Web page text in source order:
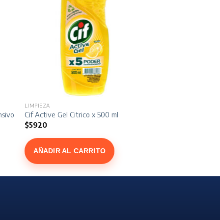
x 500 ml
LIMPIEZA
Cif Active Gel Citrico x 500 ml
$5920
AÑADIR AL CARRITO